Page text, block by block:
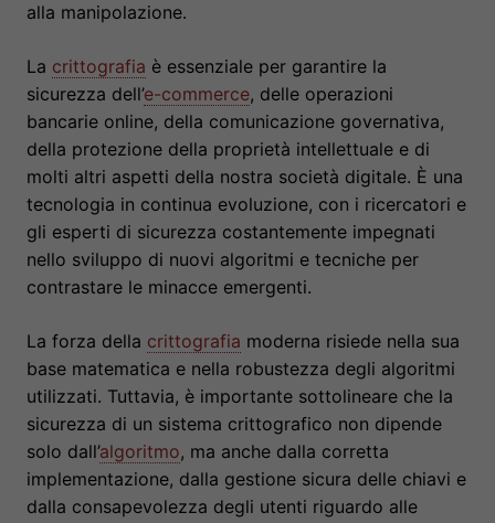
alla manipolazione.
La crittografia è essenziale per garantire la
sicurezza dell’e-commerce, delle operazioni
bancarie online, della comunicazione governativa,
della protezione della proprietà intellettuale e di
molti altri aspetti della nostra società digitale. È una
tecnologia in continua evoluzione, con i ricercatori e
gli esperti di sicurezza costantemente impegnati
nello sviluppo di nuovi algoritmi e tecniche per
contrastare le minacce emergenti.
La forza della crittografia moderna risiede nella sua
base matematica e nella robustezza degli algoritmi
utilizzati. Tuttavia, è importante sottolineare che la
sicurezza di un sistema crittografico non dipende
solo dall’algoritmo, ma anche dalla corretta
implementazione, dalla gestione sicura delle chiavi e
dalla consapevolezza degli utenti riguardo alle